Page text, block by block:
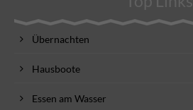
Übernachten
Hausboote
Essen am Wasser